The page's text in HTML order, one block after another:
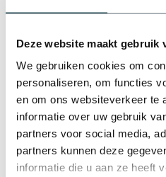
Deze website maakt gebruik
We gebruiken cookies om
personaliseren, om functies
en om ons websiteverkeer te
informatie over uw gebruik
partners voor social media,
partners kunnen deze
informatie die u aan ze heeft
Profec GEKA
Messing slangtule
binnendraad | 3/4"
Op voorraad
Storz aluminium
met slangpilaar